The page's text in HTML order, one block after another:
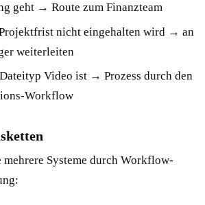
geht → Route zum Finanzteam
nicht eingehalten wird → an
weiterleiten
Video ist → Prozess durch den
Workflow
mehrere Systeme durch Workflow-